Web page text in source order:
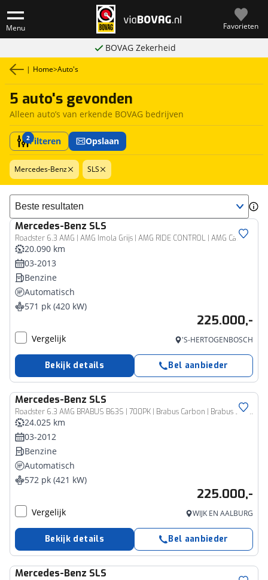
Menu Favorieten
BOVAG Zekerheid
| Home>Auto's
5 auto's gevonden
Alleen auto’s van erkende BOVAG bedrijven
2Filteren Opslaan
Mercedes-Benz SLS
Sorteer resultaten
Mercedes-Benz SLS
Roadster 6.3 AMG | AMG Imola Grijs | AMG RIDE CONTROL | AMG Carbon pakket Incl. 12 Maanden Garantie.
20.090 km
03-2013
Benzine
Automatisch
571 pk (420 kW)
225.000,-
Vergelijk 'S-HERTOGENBOSCH
Bekijk details Bel aanbieder
Mercedes-Benz SLS
Roadster 6.3 AMG BRABUS B63S | 700PK | Brabus Carbon | Brabus Schakelbare Uitlaat | Designo Leder | Airscarf | Memory | Comand | Camera | Dodehoekassistent |
24.025 km
03-2012
Benzine
Automatisch
572 pk (421 kW)
225.000,-
Vergelijk WIJK EN AALBURG
Bekijk details Bel aanbieder
Mercedes-Benz SLS